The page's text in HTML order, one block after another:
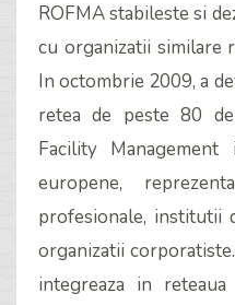
ROFMA stabileste si
cu organizatii similare
In octombrie 2009, a
retea de peste 80
Facility
europene,
profesionale, institutii
organizatii
integreaza in